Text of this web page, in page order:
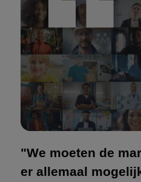
"We moeten de
er allemaal